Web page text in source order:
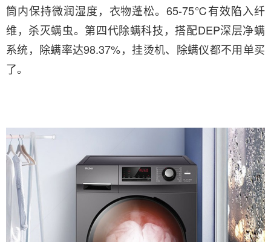
筒内保持微润湿度，衣物蓬松。65-75℃有效陷入纤
维，杀灭螨虫。第四代除螨科技，搭配DEP深层净螨
系统，除螨率达98.37%，挂烫机、除螨仪都不用单买
了。